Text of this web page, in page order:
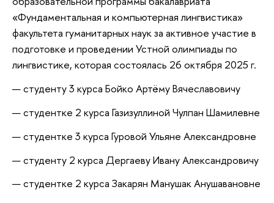
«Фундаментальная и компьютерная лингвистика»
факультета гуманитарных наук за активное участие в
подготовке и проведении Устной олимпиады по
лингвистике, которая состоялась 26 октября 2025 г.
студенту 3 курса Бойко Артёму Вячеславовичу
студентке 2 курса Газизуллиной Чулпан Шамилевне
студентке 3 курса Гуровой Ульяне Александровне
студенту 2 курса Дергаеву Ивану Александровичу
студентке 2 курса Закарян Манушак Анушавановне